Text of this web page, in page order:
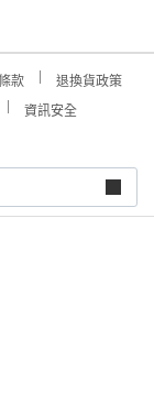
款
退換貨政策
資訊安全